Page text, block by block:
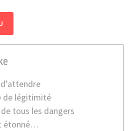
de légitimité
de tous les dangers
étonné…